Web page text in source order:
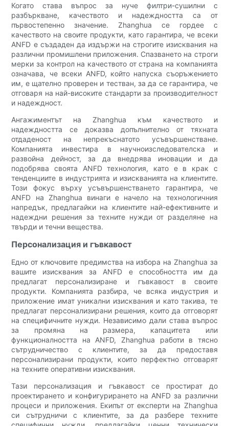
Когато става въпрос за нуче филтри-сушилни с
разбъркване, качеството и надеждността са от
първостепенно значение. Zhanghua се гордее с
качеството на своите продукти, като гарантира, че всеки
ANFD е създаден да издържи на строгите изисквания на
различни промишлени приложения. Спазването на строги
мерки за контрол на качеството от страна на компанията
означава, че всеки ANFD, който напуска съоръжението
им, е щателно проверен и тестван, за да се гарантира, че
отговаря на най-високите стандарти за производителност
и надеждност.
Ангажиментът на Zhanghua към качеството и
надеждността се доказва допълнително от тяхната
отдаденост на непрекъснатото усъвършенстване.
Компанията инвестира в научноизследователска и
развойна дейност, за да внедрява иновации и да
подобрява своята ANFD технология, като е в крак с
тенденциите в индустрията и изискванията на клиентите.
Този фокус върху усъвършенстването гарантира, че
ANFD на Zhanghua винаги е начело на технологичния
напредък, предлагайки на клиентите най-ефективните и
надеждни решения за техните нужди от разделяне на
твърди и течни вещества.
Персонализация и гъвкавост
Едно от ключовите предимства на избора на Zhanghua за
вашите изисквания за ANFD е способността им да
предлагат персонализиране и гъвкавост в своите
продукти. Компанията разбира, че всяка индустрия и
приложение имат уникални изисквания и като такива, те
предлагат персонализирани решения, които да отговорят
на специфичните нужди. Независимо дали става въпрос
за промяна на размера, капацитета или
функционалността на ANFD, Zhanghua работи в тясно
сътрудничество с клиентите, за да предоставя
персонализирани продукти, които перфектно отговарят
на техните оперативни изисквания.
Тази персонализация и гъвкавост се простират до
проектирането и конфигурирането на ANFD за различни
процеси и приложения. Екипът от експерти на Zhanghua
си сътрудничи с клиентите, за да разбере техните